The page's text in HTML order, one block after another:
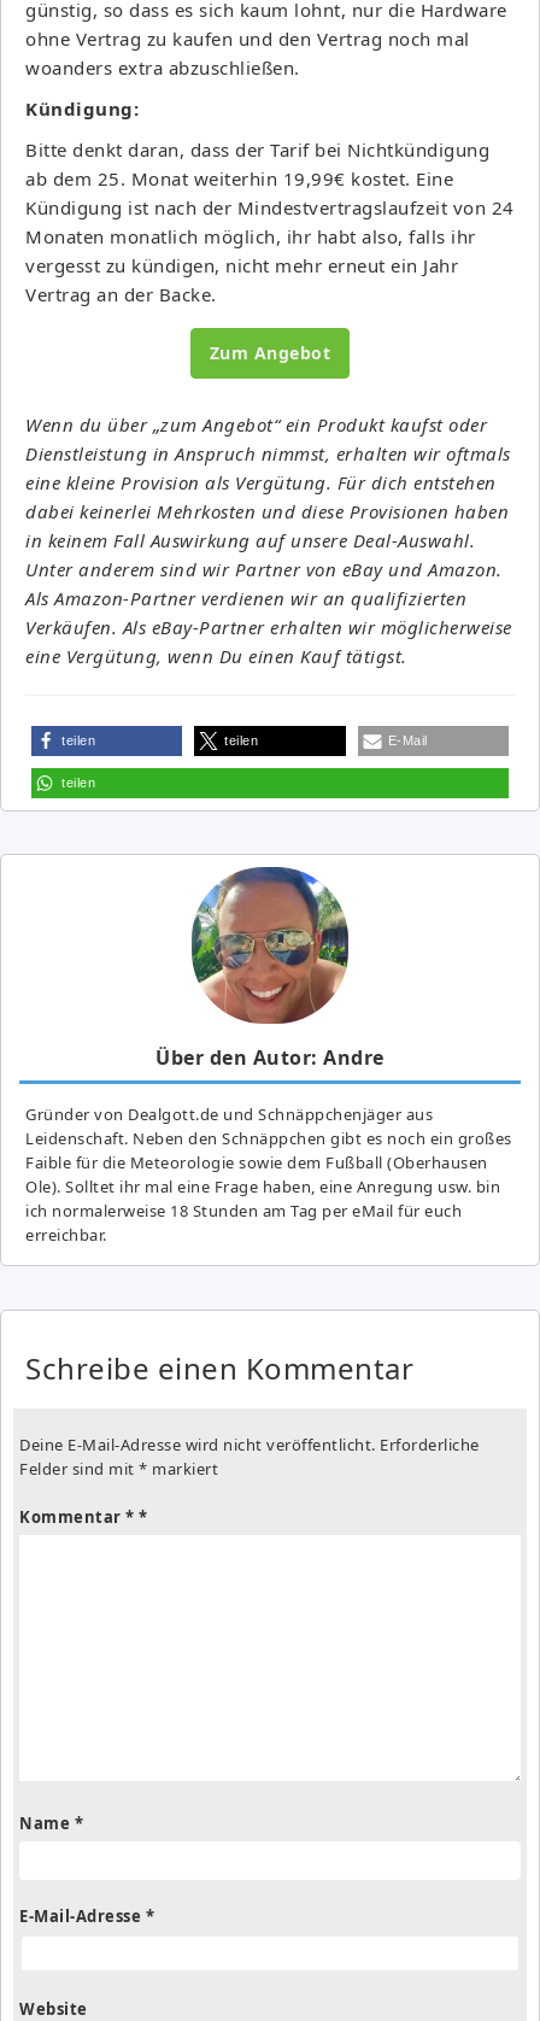
günstig, so dass es sich kaum lohnt, nur die Hardware
ohne Vertrag zu kaufen und den Vertrag noch mal
woanders extra abzuschließen.
Kündigung:
Bitte denkt daran, dass der Tarif bei Nichtkündigung
ab dem 25. Monat weiterhin 19,99€ kostet. Eine
Kündigung ist nach der Mindestvertragslaufzeit von 24
Monaten monatlich möglich, ihr habt also, falls ihr
vergesst zu kündigen, nicht mehr erneut ein Jahr
Vertrag an der Backe.
Zum Angebot
Wenn du über „zum Angebot“ ein Produkt kaufst oder
Dienstleistung in Anspruch nimmst, erhalten wir oftmals
eine kleine Provision als Vergütung. Für dich entstehen
dabei keinerlei Mehrkosten und diese Provisionen haben
in keinem Fall Auswirkung auf unsere Deal-Auswahl.
Unter anderem sind wir Partner von eBay und Amazon.
Als Amazon-Partner verdienen wir an qualifizierten
Verkäufen. Als eBay-Partner erhalten wir möglicherweise
eine Vergütung, wenn Du einen Kauf tätigst.
teilen teilen E-Mail
teilen
Über den Autor: Andre
Gründer von Dealgott.de und Schnäppchenjäger aus
Leidenschaft. Neben den Schnäppchen gibt es noch ein großes
Fai­ble für die Meteorologie sowie dem Fußball (Oberhausen
Ole). Solltet ihr mal eine Frage haben, eine Anregung usw. bin
ich normalerweise 18 Stunden am Tag per eMail für euch
erreichbar.
Schreibe einen Kommentar
Deine E-Mail-Adresse wird nicht veröffentlicht. Erforderliche
Felder sind mit * markiert
Kommentar *
Name *
E-Mail-Adresse *
Website